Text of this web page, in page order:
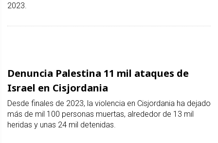
2023.
Denuncia Palestina 11 mil ataques de
Israel en Cisjordania
Desde finales de 2023, la violencia en Cisjordania ha dejado
más de mil 100 personas muertas, alrededor de 13 mil
heridas y unas 24 mil detenidas.